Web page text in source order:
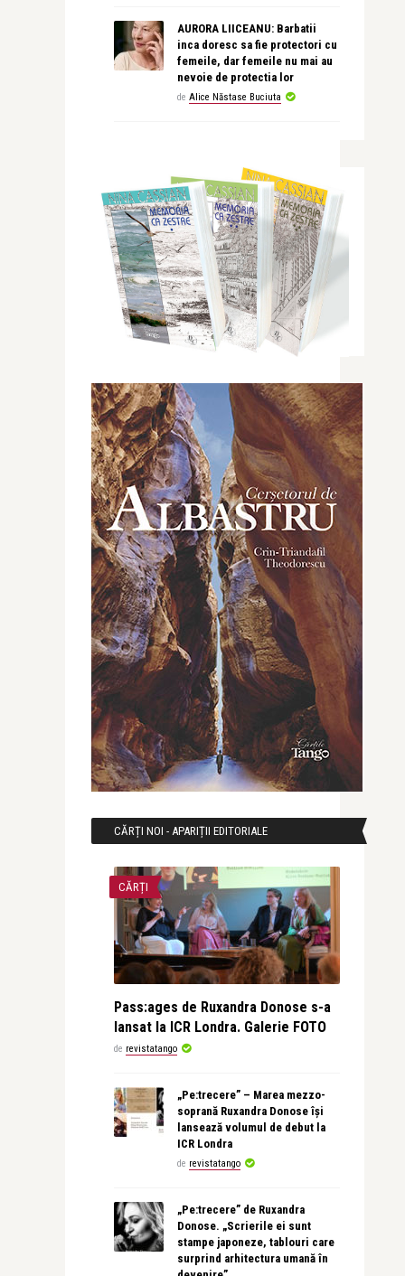
AURORA LIICEANU: Barbatii
inca doresc sa fie protectori cu
femeile, dar femeile nu mai au
nevoie de protectia lor
de Alice Năstase Buciuta
CĂRȚI NOI - APARIȚII EDITORIALE
CĂRȚI
Pass:ages de Ruxandra Donose s-a
lansat la ICR Londra. Galerie FOTO
de revistatango
„Pe:trecere” – Marea mezzo-
soprană Ruxandra Donose își
lansează volumul de debut la
ICR Londra
de revistatango
„Pe:trecere” de Ruxandra
Donose. „Scrierile ei sunt
stampe japoneze, tablouri care
surprind arhitectura umană în